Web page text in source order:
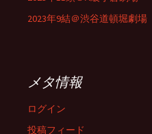
2023年9結＠渋谷道頓堀劇場
メタ情報
ログイン
投稿フィード